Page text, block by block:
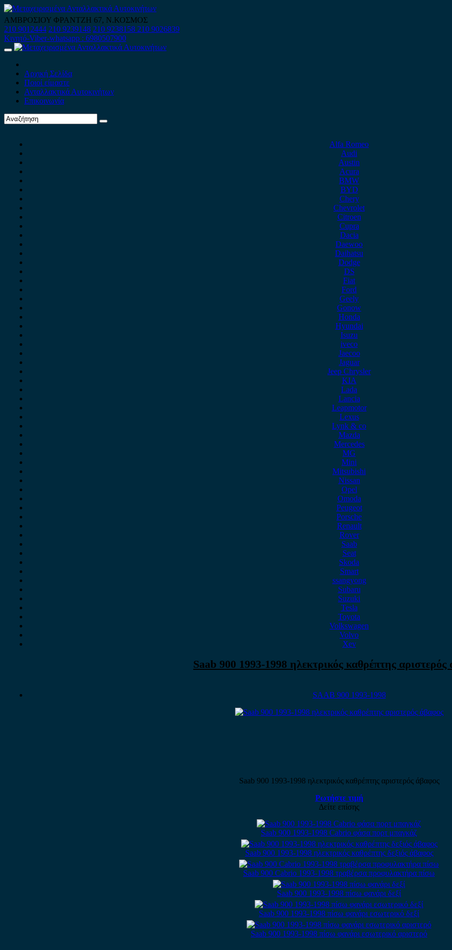
Skip
to
content
ΑΜΒΡΟΣΙΟΥ ΦΡΑΝΤΖΗ 67, Ν.ΚΟΣΜΟΣ
210 9012444 210 9239148 210 9238158 210 9026839
Κινητό-Viber-whatsapp : 6980507900
Primary
Αρχική Σελίδα
Ποιοί είμαστε
Ανταλλακτικά Αυτοκινήτων
Επικοινωνία
Alfa Romeo
Audi
Austin
Acura
BMW
BYD
Chery
Chevrolet
Citroen
Cupra
Dacia
Daewoo
Daihatsu
Dodge
DS
Fiat
Ford
Geely
Gonow
Honda
Hyundai
Isuzu
iveco
Jaecoo
Jaguar
Jeep Chrysler
KIA
Lada
Lancia
Leapmotor
Lexus
Lynk & co
Mazda
Mercedes
MG
Mini
Mitsubishi
Nissan
Opel
Omoda
Peugeot
Porsche
Renault
Rover
Saab
Seat
Skoda
Smart
ssangyong
Subaru
Suzuki
Tesla
Toyota
Volkswagen
Volvo
Xev
Saab 900 1993-1998 ηλεκτρικός καθρέπτης αριστερός
SAAB 900 1993-1998
Saab 900 1993-1998 ηλεκτρικός καθρέπτης αριστερός άβαφος
Ρωτήστε τιμή
Δείτε επίσης
Saab 900 1993-1998 Cabrio φάσα πορτ μπαγκάζ
Saab 900 1993-1998 ηλεκτρικός καθρέπτης δεξιός άβαφος
Saab 900 Cabrio 1993-1998 τραβέρσα προφυλακτήρα πίσω
Saab 900 1993-1998 πίσω φανάρι δεξί
Saab 900 1993-1998 πίσω φανάρι εσωτερικό δεξί
Saab 900 1993-1998 πίσω φανάρι εσωτερικό αριστερό